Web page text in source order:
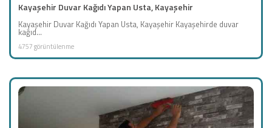
Kayaşehir Duvar Kağıdı Yapan Usta, Kayaşehir
Kayaşehir Duvar Kağıdı Yapan Usta, Kayaşehir Kayaşehirde duvar
kağıd...
4757 görüntülenme